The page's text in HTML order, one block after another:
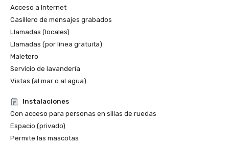
Acceso a Internet
Casillero de mensajes grabados
Llamadas (locales)
Llamadas (por línea gratuita)
Maletero
Servicio de lavandería
Vistas (al mar o al agua)
Instalaciones
Con acceso para personas en sillas de ruedas
Espacio (privado)
Permite las mascotas